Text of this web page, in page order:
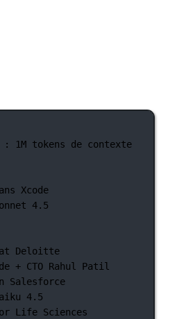
: 1M tokens de contexte
Xcode
4.5
Deloitte
+ CTO Rahul Patil
Salesforce
4.5
Life Sciences